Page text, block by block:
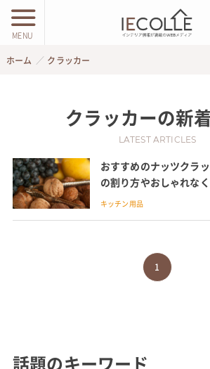
MENU
ホーム クラッカー
クラッカーの新
LATEST ARTICLES
おすすめのナッツクラ
の割り方やおしゃれな
キッチン用品
1
話題のキーワード